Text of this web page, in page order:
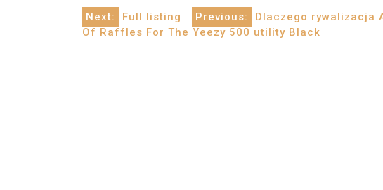
Post
Previous: Dlaczego rywalizacja
Next:
Full listing
Of Raffles For The Yeezy 500 utility Black